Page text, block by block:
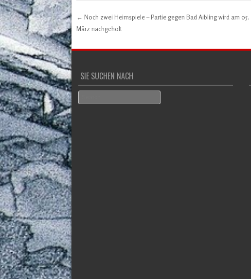
Post navigation
← Noch zwei Heimspiele – Partie gegen Bad Aibling wird am 05.
März nachgeholt
SIE SUCHEN NACH